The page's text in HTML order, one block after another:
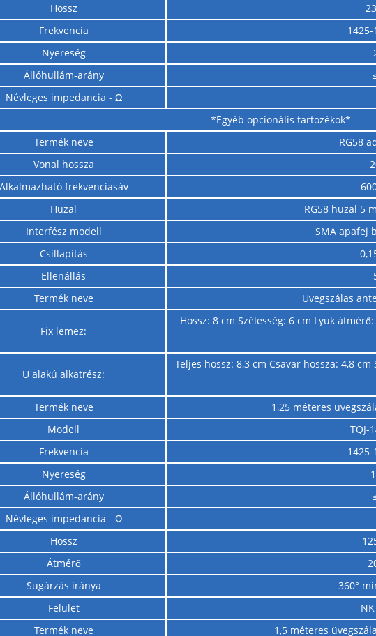
Hossz
Frekvencia
Nyereség
Állóhullám-arány
Névleges impedancia - Ω
*Egyéb opcionális tartozékok*
Termék neve
RG58
Vonal hossza
frekvenciasáv
Huzal
RG58 huzal 5
Interfész modell
SMA apafej
Csillapítás
Ellenállás
Termék neve
Üvegszálas
Fix lemez:
Hossz: 8 cm Szélesség: 6 cm Lyuk
U alakú alkatrész:
Teljes hossz: 8,3 cm Csavar hossza: 4,8
Termék neve
1,25 méteres
Modell
TQJ-
Frekvencia
Nyereség
Állóhullám-arány
Névleges impedancia - Ω
Hossz
Átmérő
Sugárzás iránya
360°
Felület
Termék neve
1,5 méteres